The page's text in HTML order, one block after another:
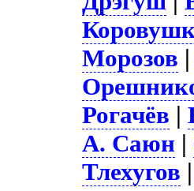
Морозов |
Рогачёв |
А. Саюн |
Тлехугов